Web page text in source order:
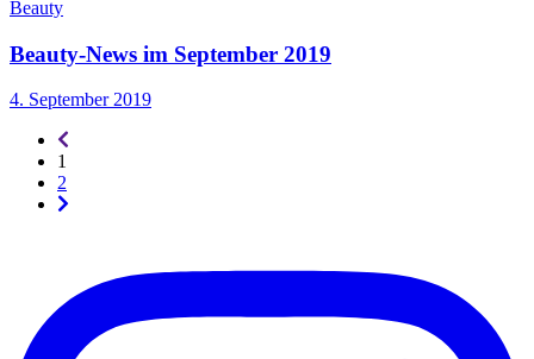
Beauty
Beauty-News im September 2019
4. September 2019
1
2